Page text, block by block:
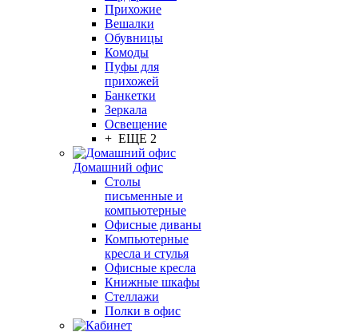
Прихожие
Вешалки
Обувницы
Комоды
Пуфы для
прихожей
Банкетки
Зеркала
Освещение
+ ЕЩЕ 2
Домашний офис
Столы
письменные и
компьютерные
Офисные диваны
Компьютерные
кресла и стулья
Офисные кресла
Книжные шкафы
Стеллажи
Полки в офис